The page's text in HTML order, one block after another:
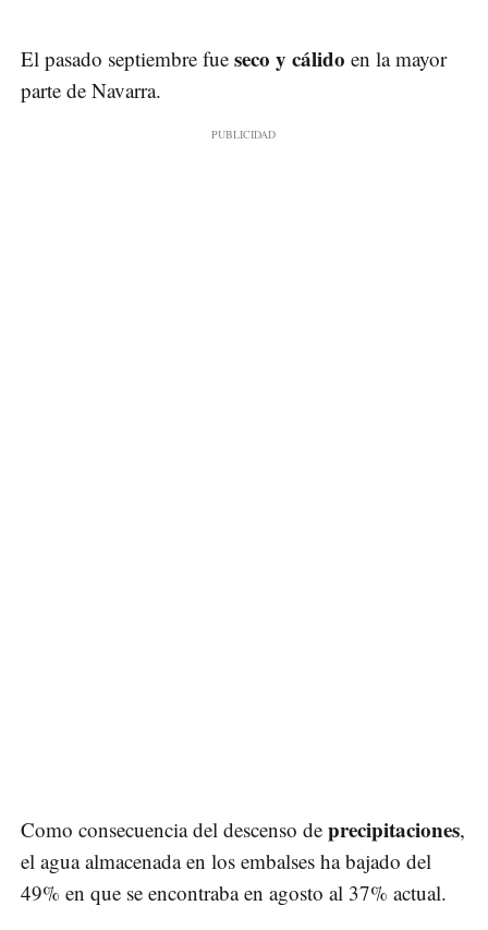
El pasado septiembre fue seco y cálido en la mayor
parte de Navarra.
Como consecuencia del descenso de precipitaciones,
el agua almacenada en los embalses ha bajado del
49% en que se encontraba en agosto al 37% actual.